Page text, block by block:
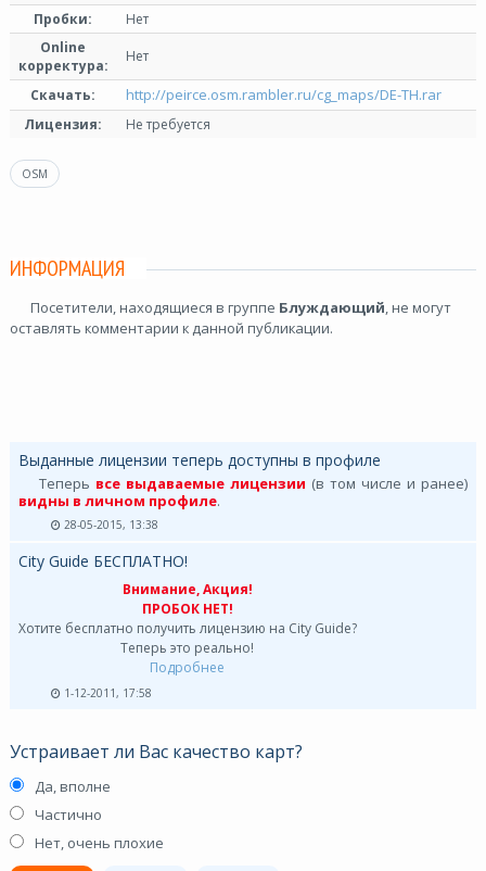
Пробки:
Нет
Online
корректура:
Нет
Скачать: http://peirce.osm.rambler.ru/cg_maps/DE-TH.rar
Лицензия: Не требуется
OSM
ИНФОРМАЦИЯ
Посетители, находящиеся в группе Блуждающий, не могут
оставлять комментарии к данной публикации.
Выданные лицензии теперь доступны в профиле
Теперь все выдаваемые лицензии (в том числе и ранее)
видны в личном профиле.
28-05-2015, 13:38
City Guide БЕСПЛАТНО!
Внимание, Акция!
ПРОБОК НЕТ!
Хотите бесплатно получить лицензию на City Guide?
Теперь это реально!
Подробнее
1-12-2011, 17:58
Устраивает ли Вас качество карт?
Да, вполне
Частично
Нет, очень плохие